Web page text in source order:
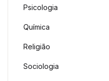
Psicologia
Química
Religião
Sociologia